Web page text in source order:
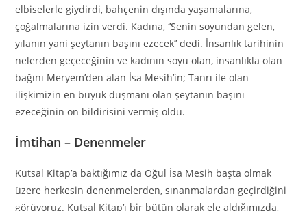
elbiselerle giydirdi, bahçenin dışında yaşamalarına,
çoğalmalarına izin verdi. Kadına, ‘’Senin soyundan gelen,
yılanın yani şeytanın başını ezecek’’ dedi. İnsanlık tarihinin
nelerden geçeceğinin ve kadının soyu olan, insanlıkla olan
bağını Meryem’den alan İsa Mesih’in; Tanrı ile olan
ilişkimizin en büyük düşmanı olan şeytanın başını
ezeceğinin ön bildirisini vermiş oldu.
İmtihan – Denenmeler
Kutsal Kitap’a baktığımız da Oğul İsa Mesih başta olmak
üzere herkesin denenmelerden, sınanmalardan geçirdiğini
görüyoruz. Kutsal Kitap’ı bir bütün olarak ele aldığımızda,